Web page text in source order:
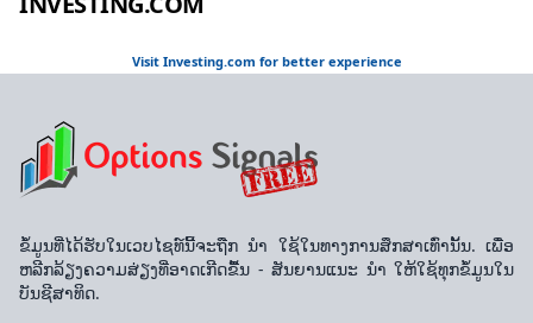
Visit Investing.com for better experience
ຂໍ້ມູນທີ່ໄດ້ຮັບໃນເວບໄຊທ໌ນີ້ຈະຖືກ ນຳ ໃຊ້ໃນທາງການສຶກສາເທົ່ານັ້ນ. ເພື່ອ
ຫລີກລ້ຽງຄວາມສ່ຽງທີ່ອາດເກີດຂື້ນ - ສັນຍານແນະ ນຳ ໃຫ້ໃຊ້ທຸກຂໍ້ມູນໃນ
ບັນຊີສາທິດ.